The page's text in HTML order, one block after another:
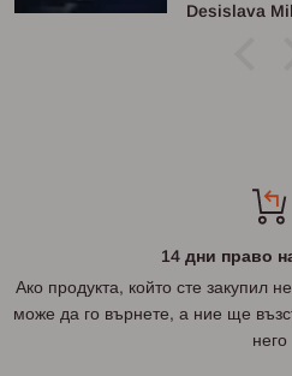
Desislava
14 дни право
Ако продукта, който сте закупил
може да го върнете, а ние ще
него